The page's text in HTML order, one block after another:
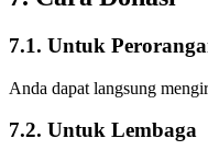
7.1. Untuk
Anda dapat langsung
7.2. Untuk Lembaga